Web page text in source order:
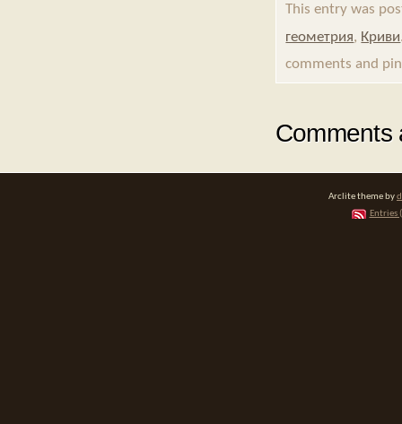
This entry was
геометрия, Криви
comments and
Comments
Arclite theme by
Entries